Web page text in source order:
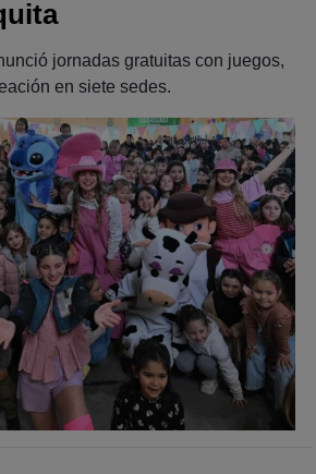
jornadas gratuitas con juegos,
en siete sedes.